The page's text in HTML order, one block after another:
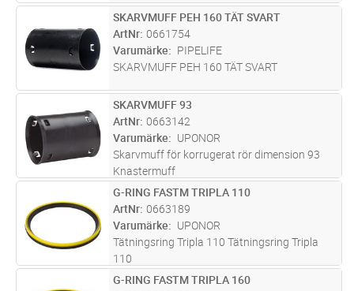
ST Lägg i kundvagn
SKARVMUFF PEH 160 TÄT SVART
ArtNr 0661754
Varumärke
PIPELIFE
SKARVMUFF PEH 160 TÄT SVART
ST Lägg i kundvagn
SKARVMUFF 93
ArtNr 0663142
Varumärke
UPONOR
Skarvmuff för korrugerat rör dimension 93
Knastermuff
ST Lägg i kundvagn
G-RING FASTM TRIPLA 110
ArtNr 0663189
Varumärke
UPONOR
Tätningsring Tripla 110 Tätningsring Tripla
110
ST Lägg i kundvagn
G-RING FASTM TRIPLA 160